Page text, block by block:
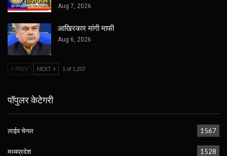
Aug 7, 2026
आखिरकार मांगी माफी
Aug 6, 2026
PREV NEXT 1 of 1,207
पॉपुलर केटेगरी
लाईव चेनल 1567
मध्यप्रदेश 1528